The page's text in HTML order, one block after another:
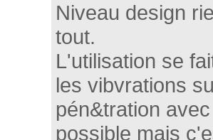
Niveau design
tout.
L'utilisation se
les vibvrations
pén&tration
possible mais